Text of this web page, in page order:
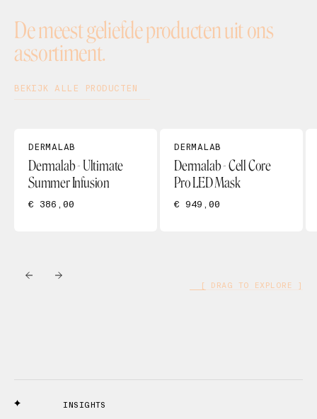
De meest geliefde producten uit ons
assortiment.
BEKIJK ALLE PRODUCTEN
DERMALAB
Dermalab - Ultimate
Summer Infusion
€ 386,00
DERMALAB
Dermalab - Cell Core
Pro LED Mask
€ 949,00
[ DRAG TO EXPLORE ]
INSIGHTS